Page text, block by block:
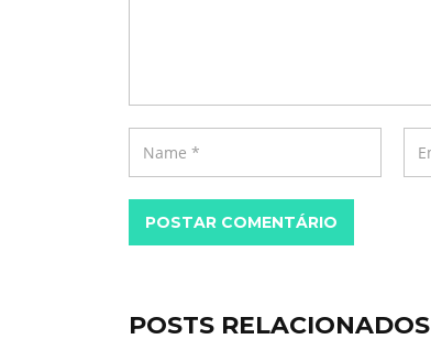
POSTAR COMENTÁRIO
POSTS RELACIONADOS